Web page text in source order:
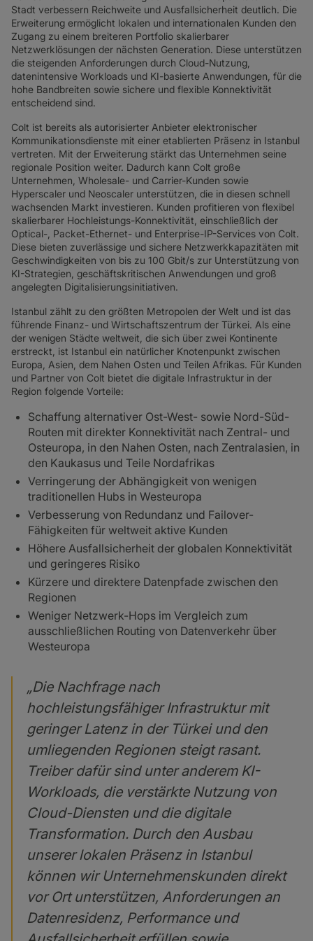
SD-WAN + SASE
LAN + DRAHTLOSES LAN
ALLE NETZWERKDIENSTE
Stadt verbessern Reichweite und Ausfallsicherheit deutlich. Die
Erweiterung ermöglicht lokalen und internationalen Kunden den
Zugang zu einem breiteren Portfolio skalierbarer
Netzwerklösungen der nächsten Generation. Diese unterstützen
die steigenden Anforderungen durch Cloud-Nutzung,
datenintensive Workloads und KI-basierte Anwendungen, für die
hohe Bandbreiten sowie sichere und flexible Konnektivität
entscheidend sind.
Colt ist bereits als autorisierter Anbieter elektronischer
Kommunikationsdienste mit einer etablierten Präsenz in Istanbul
vertreten. Mit der Erweiterung stärkt das Unternehmen seine
regionale Position weiter. Dadurch kann Colt große
Unternehmen, Wholesale- und Carrier-Kunden sowie
Hyperscaler und Neoscaler unterstützen, die in diesen schnell
wachsenden Markt investieren. Kunden profitieren von flexibel
skalierbarer Hochleistungs-Konnektivität, einschließlich der
Optical-, Packet-Ethernet- und Enterprise-IP-Services von Colt.
Diese bieten zuverlässige und sichere Netzwerkkapazitäten mit
Geschwindigkeiten von bis zu 100 Gbit/s zur Unterstützung von
KI-Strategien, geschäftskritischen Anwendungen und groß
angelegten Digitalisierungsinitiativen.
Istanbul zählt zu den größten Metropolen der Welt und ist das
führende Finanz- und Wirtschaftszentrum der Türkei. Als eine
der wenigen Städte weltweit, die sich über zwei Kontinente
erstreckt, ist Istanbul ein natürlicher Knotenpunkt zwischen
Europa, Asien, dem Nahen Osten und Teilen Afrikas. Für Kunden
und Partner von Colt bietet die digitale Infrastruktur in der
Region folgende Vorteile:
Schaffung alternativer Ost-West- sowie Nord-Süd-
Routen mit direkter Konnektivität nach Zentral- und
Osteuropa, in den Nahen Osten, nach Zentralasien, in
den Kaukasus und Teile Nordafrikas
Verringerung der Abhängigkeit von wenigen
traditionellen Hubs in Westeuropa
Verbesserung von Redundanz und Failover-
Fähigkeiten für weltweit aktive Kunden
Höhere Ausfallsicherheit der globalen Konnektivität
und geringeres Risiko
Kürzere und direktere Datenpfade zwischen den
Regionen
Weniger Netzwerk-Hops im Vergleich zum
ausschließlichen Routing von Datenverkehr über
Westeuropa
„Die Nachfrage nach
hochleistungsfähiger Infrastruktur mit
geringer Latenz in der Türkei und den
umliegenden Regionen steigt rasant.
Treiber dafür sind unter anderem KI-
Workloads, die verstärkte Nutzung von
Cloud-Diensten und die digitale
Transformation. Durch den Ausbau
unserer lokalen Präsenz in Istanbul
können wir Unternehmenskunden direkt
vor Ort unterstützen, Anforderungen an
Datenresidenz, Performance und